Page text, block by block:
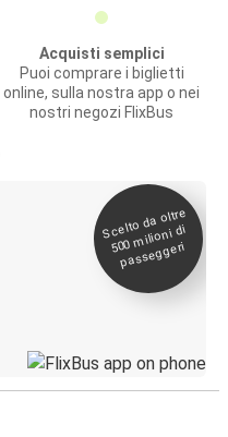
Acquisti semplici
Puoi comprare i biglietti
online, sulla nostra app o nei
nostri negozi FlixBus
Scelto da oltre
500
milioni di
passeggeri